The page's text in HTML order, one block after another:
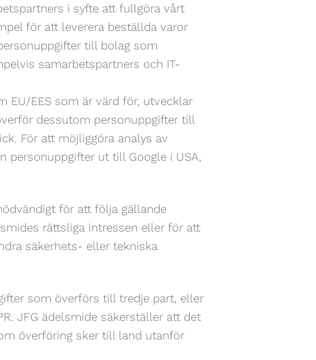
i syfte att fullgöra vårt
för att leverera beställda varor
till bolag som
samarbetspartners och IT-
EU/EES som är värd för, utvecklar
dessutom personuppgifter till
För att möjliggöra analys av
personuppgifter ut till Google i USA,
för att följa gällande
rättsliga intressen eller för att
säkerhets- eller tekniska
som överförs till tredje part, eller
JFG ädelsmide säkerställer att det
överföring sker till land utanför